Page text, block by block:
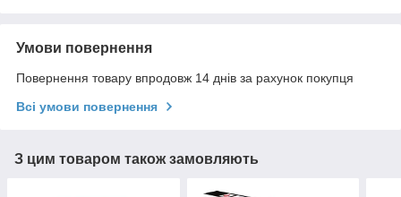
Умови повернення
Повернення товару впродовж 14 днів за рахунок покупця
Всі умови повернення
З цим товаром також замовляють